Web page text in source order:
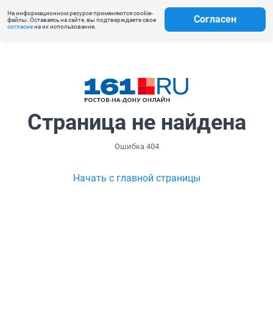
На информационном ресурсе применяются cookie-
файлы. Оставаясь на сайте, вы подтверждаете свое
согласиена их использование.
Согласен
Страница не найдена
Ошибка 404
Начать с главной страницы